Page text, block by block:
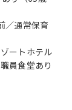
／通常保育
ートホテル
員食堂あり